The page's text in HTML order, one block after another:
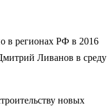
в регионах РФ в 2016
Ливанов в среду
новых